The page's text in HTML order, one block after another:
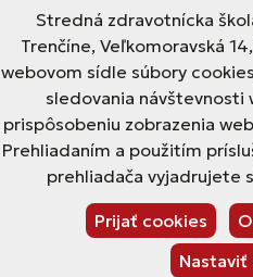
Stredná zdravotnícka
Trenčíne, Veľkomoravská
webovom sídle súbory
sledovania návštevnosti
prispôsobeniu zobrazenia
Prehliadaním a použitím
prehliadača vyjadrujete
Prijať cookies
Nastaviť